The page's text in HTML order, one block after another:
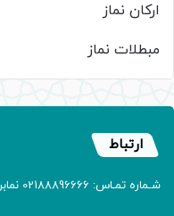
ارکان نماز
مبطلات نماز
ارتباط
شـماره تمـاس: 02188896666 نمابر: 02188905150